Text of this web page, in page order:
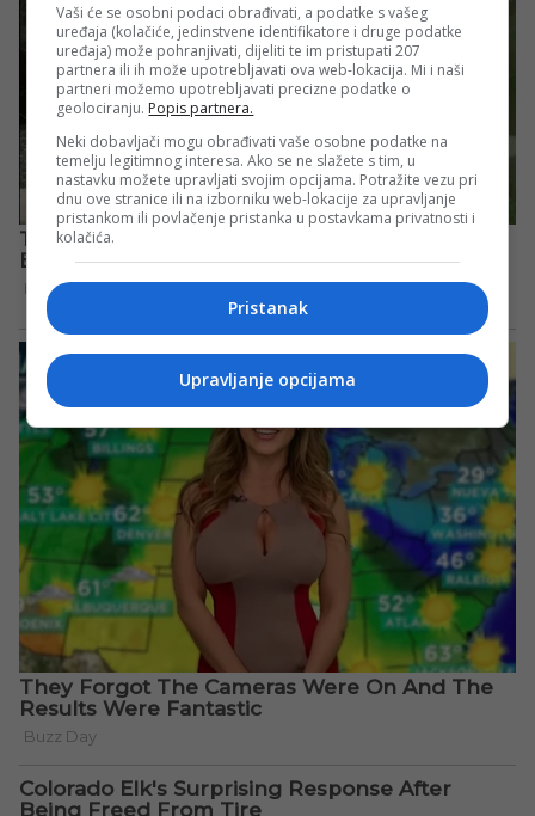
Vaši će se osobni podaci obrađivati, a podatke s vašeg
uređaja (kolačiće, jedinstvene identifikatore i druge podatke
uređaja) može pohranjivati, dijeliti te im pristupati 207
partnera ili ih može upotrebljavati ova web-lokacija. Mi i naši
partneri možemo upotrebljavati precizne podatke o
geolociranju. Popis partnera.
Neki dobavljači mogu obrađivati vaše osobne podatke na
temelju legitimnog interesa. Ako se ne slažete s tim, u
nastavku možete upravljati svojim opcijama. Potražite vezu pri
dnu ove stranice ili na izborniku web-lokacije za upravljanje
pristankom ili povlačenje pristanka u postavkama privatnosti i
kolačića.
Pristanak
Upravljanje opcijama